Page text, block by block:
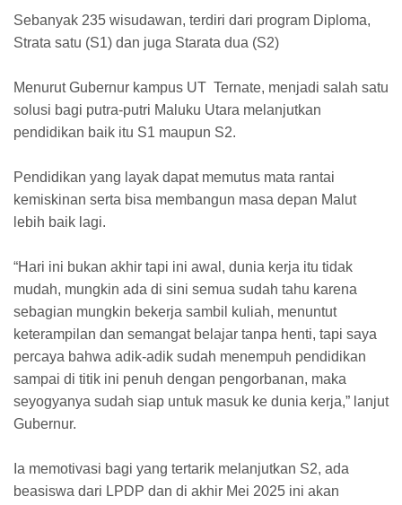
Sebanyak 235 wisudawan, terdiri dari program Diploma,
Strata satu (S1) dan juga Starata dua (S2)
Menurut Gubernur kampus UT Ternate, menjadi salah satu
solusi bagi putra-putri Maluku Utara melanjutkan
pendidikan baik itu S1 maupun S2.
Pendidikan yang layak dapat memutus mata rantai
kemiskinan serta bisa membangun masa depan Malut
lebih baik lagi.
“Hari ini bukan akhir tapi ini awal, dunia kerja itu tidak
mudah, mungkin ada di sini semua sudah tahu karena
sebagian mungkin bekerja sambil kuliah, menuntut
keterampilan dan semangat belajar tanpa henti, tapi saya
percaya bahwa adik-adik sudah menempuh pendidikan
sampai di titik ini penuh dengan pengorbanan, maka
seyogyanya sudah siap untuk masuk ke dunia kerja,” lanjut
Gubernur.
Ia memotivasi bagi yang tertarik melanjutkan S2, ada
beasiswa dari LPDP dan di akhir Mei 2025 ini akan